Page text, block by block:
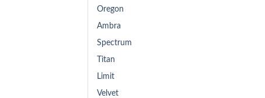
Oregon
Ambra
Spectrum
Titan
Limit
Velvet